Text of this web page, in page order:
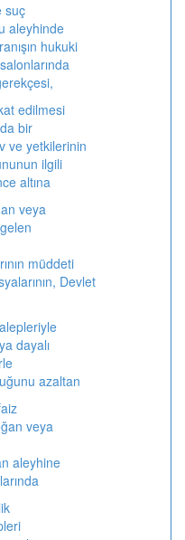
suç
aleyhinde
hukuki
edilmesi
bir
ve yetkilerinin
ilgili
altına
veya
müddeti
Devlet
dayalı
azaltan
veya
aleyhine